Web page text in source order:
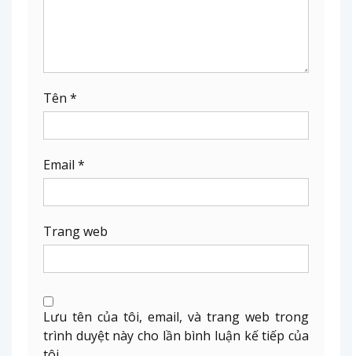
Tên *
Email *
Trang web
Lưu tên của tôi, email, và trang web trong
trình duyệt này cho lần bình luận kế tiếp của